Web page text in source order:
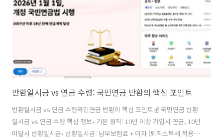
반환일시금 vs 연금 수령: 국민연금 반환의 핵심 포인트
반환일시금 vs 연금 수령국민연금 반환의 핵심 포인트💰 국민연금 반환
일시금 vs 연금 수령 핵심 정보• 기본 원칙: 10년 이상 가입시 연금, 10년
미달시 반환일시금• 반환일시금: 납부보험료 + 이자 (퇴직소득세 적용)•